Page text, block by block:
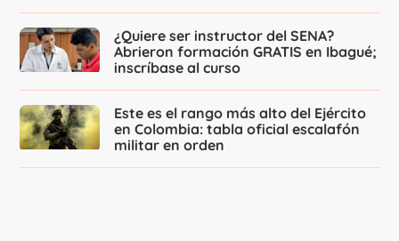
¿Quiere ser instructor del SENA?
Abrieron formación GRATIS en Ibagué;
inscríbase al curso
Este es el rango más alto del Ejército
en Colombia: tabla oficial escalafón
militar en orden